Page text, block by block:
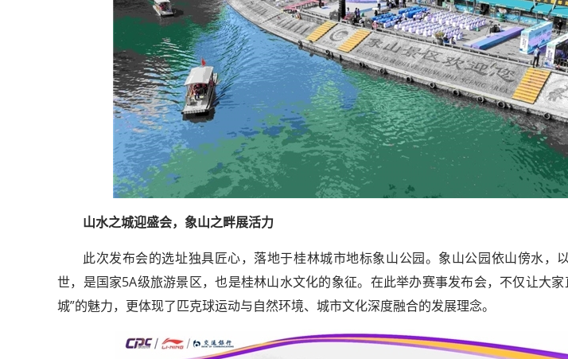
山水之城迎盛会，象山之畔展活力
此次发布会的选址独具匠心，落地于桂林城市地标象山公园。象山公园依山傍水，
世，是国家5A级旅游景区，也是桂林山水文化的象征。在此举办赛事发布会，不仅让大
城”的魅力，更体现了匹克球运动与自然环境、城市文化深度融合的发展理念。